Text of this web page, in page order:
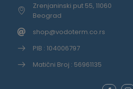
Zrenjaninski put 55, 11060
Beograd
shop@vodoterm.co.rs
PIB : 104006797
Matični Broj : 56961135